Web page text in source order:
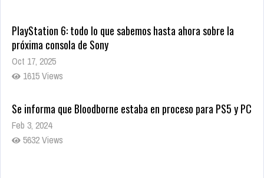
PlayStation 6: todo lo que sabemos hasta ahora sobre la
próxima consola de Sony
Oct 17, 2025
1615 Views
Se informa que Bloodborne estaba en proceso para PS5 y PC
Feb 3, 2024
5632 Views